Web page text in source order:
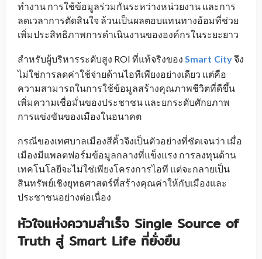
ทำงาน การใช้ข้อมูลร่วมกันระหว่างหน่วยงาน และการ
ลดเวลาการตัดสินใจ ล้วนเป็นผลตอบแทนทางอ้อมที่ช่วย
เพิ่มประสิทธิภาพการดำเนินงานขององค์กรในระยะยาว
สำหรับผู้บริหารระดับสูง ROI ที่แท้จริงของ Smart Cityจึง
ไม่ใช่การลดค่าใช้จ่ายด้านไอทีเพียงอย่างเดียว แต่คือ
ความสามารถในการใช้ข้อมูลสร้างคุณภาพชีวิตที่ดีขึ้น
เพิ่มความเชื่อมั่นของประชาชน และยกระดับศักยภาพ
การแข่งขันของเมืองในอนาคต
กรณีของเทศบาลเมืองสีคิ้วจึงเป็นตัวอย่างที่ชัดเจนว่า เมื่อ
เมืองมีแพลตฟอร์มข้อมูลกลางที่แข็งแรง การลงทุนด้าน
เทคโนโลยีจะไม่ใช่เพียงโครงการไอที แต่จะกลายเป็น
สินทรัพย์เชิงยุทธศาสตร์ที่สร้างคุณค่าให้กับเมืองและ
ประชาชนอย่างต่อเนื่อง
หัวใจแห่งความสำเร็จ Single Source of
Truth สู่ Smart Life ที่ยั่งยืน